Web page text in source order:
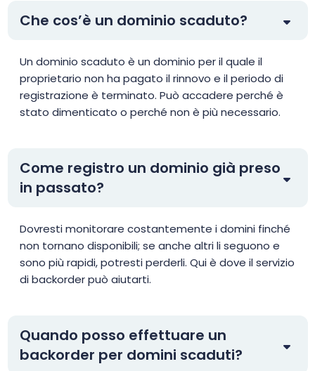
Che cos’è un dominio scaduto?
Un dominio scaduto è un dominio per il quale il
proprietario non ha pagato il rinnovo e il periodo di
registrazione è terminato. Può accadere perché è
stato dimenticato o perché non è più necessario.
Come registro un dominio già preso
in passato?
Dovresti monitorare costantemente i domini finché
non tornano disponibili; se anche altri li seguono e
sono più rapidi, potresti perderli. Qui è dove il servizio
di backorder può aiutarti.
Quando posso effettuare un
backorder per domini scaduti?